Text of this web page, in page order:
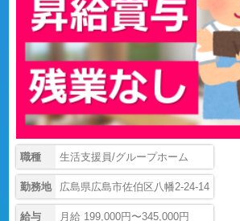
職種 生活支援員/グループホーム
勤務地 広島県広島市佐伯区八幡2-24-14
給与 月給 199,000円〜345,000円